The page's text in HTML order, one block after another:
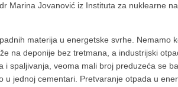
Marina Jovanović iz Instituta za nuklearne
materija u energetske svrhe. Nemamo
na deponije bez tretmana, a industrijski
i spaljivanja, veoma mali broj preduzeća se
u jednoj cementari. Pretvaranje otpada u